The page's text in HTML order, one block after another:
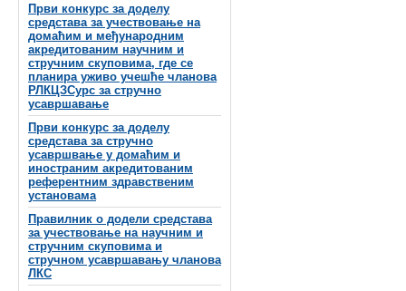
Први конкурс за доделу
средстава за учествовање на
домаћим и међународним
акредитованим научним и
стручним скуповима, где се
планира уживо учешће чланова
РЛКЦЗСурс за стручно
усавршавање
Први конкурс за доделу
средстава за стручно
усавршвање у домаћим и
иностраним акредитованим
референтним здравственим
установама
Правилник о додели средстава
за учествовање на научним и
стручним скуповима и
стручном усавршавању чланова
ЛКС